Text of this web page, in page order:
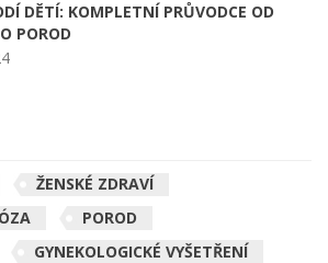
DĚTÍ: KOMPLETNÍ PRŮVODCE OD
POROD
ŽENSKÉ ZDRAVÍ
POROD
GYNEKOLOGICKÉ VYŠETŘENÍ